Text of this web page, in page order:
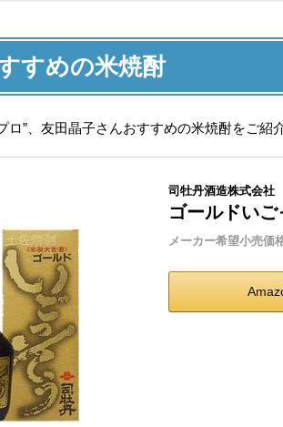
すめの米焼酎
ロ”、友田晶子さんおすすめの米焼酎をご紹
司牡丹酒造株式会社
ゴールドい
メーカー希望小売価